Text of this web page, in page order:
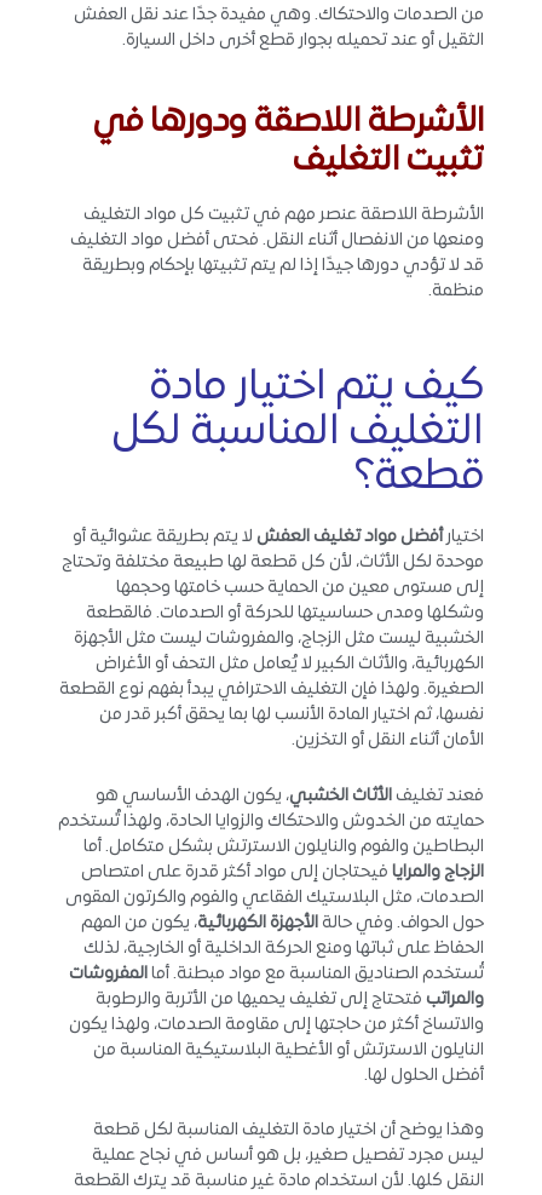
من الصدمات والاحتكاك. وهي مفيدة جدًا عند نقل العفش
الثقيل أو عند تحميله بجوار قطع أخرى داخل السيارة.
الأشرطة اللاصقة ودورها في
تثبيت التغليف
الأشرطة اللاصقة عنصر مهم في تثبيت كل مواد التغليف
ومنعها من الانفصال أثناء النقل. فحتى أفضل مواد التغليف
قد لا تؤدي دورها جيدًا إذا لم يتم تثبيتها بإحكام وبطريقة
منظمة.
كيف يتم اختيار مادة
التغليف المناسبة لكل
قطعة؟
اختيارأفضل مواد تغليف العفش لا يتم بطريقة عشوائية أو
موحدة لكل الأثاث، لأن كل قطعة لها طبيعة مختلفة وتحتاج
إلى مستوى معين من الحماية حسب خامتها وحجمها
وشكلها ومدى حساسيتها للحركة أو الصدمات. فالقطعة
الخشبية ليست مثل الزجاج، والمفروشات ليست مثل الأجهزة
الكهربائية، والأثاث الكبير لا يُعامل مثل التحف أو الأغراض
الصغيرة. ولهذا فإن التغليف الاحترافي يبدأ بفهم نوع القطعة
نفسها، ثم اختيار المادة الأنسب لها بما يحقق أكبر قدر من
الأمان أثناء النقل أو التخزين.
فعند تغليف الأثاث الخشبي، يكون الهدف الأساسي هو
حمايته من الخدوش والاحتكاك والزوايا الحادة، ولهذا تُستخدم
البطاطين والفوم والنايلون الاسترتش بشكل متكامل. أما
الزجاج والمرايا فيحتاجان إلى مواد أكثر قدرة على امتصاص
الصدمات، مثل البلاستيك الفقاعي والفوم والكرتون المقوى
حول الحواف. وفي حالة الأجهزة الكهربائية، يكون من المهم
الحفاظ على ثباتها ومنع الحركة الداخلية أو الخارجية، لذلك
تُستخدم الصناديق المناسبة مع مواد مبطنة. أماالمفروشات
والمراتب فتحتاج إلى تغليف يحميها من الأتربة والرطوبة
والاتساخ أكثر من حاجتها إلى مقاومة الصدمات، ولهذا يكون
النايلون الاسترتش أو الأغطية البلاستيكية المناسبة من
أفضل الحلول لها.
وهذا يوضح أن اختيار مادة التغليف المناسبة لكل قطعة
ليس مجرد تفصيل صغير، بل هو أساس في نجاح عملية
النقل كلها. لأن استخدام مادة غير مناسبة قد يترك القطعة